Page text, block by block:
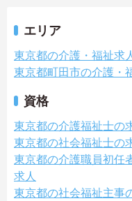
エリア
東京都の介護・福祉求
東京都町田市の介護・
資格
東京都の介護福祉士の
東京都の社会福祉士の
東京都の介護職員初任
求人
東京都の社会福祉主事